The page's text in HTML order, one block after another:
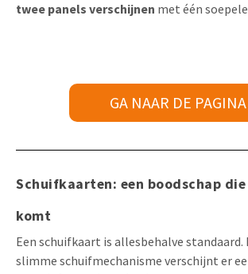
twee panels verschijnen met één
GA NAAR DE PAGINA
Schuifkaarten: een boodschap
komt
Een schuifkaart is allesbehalve standaard.
slimme schuifmechanisme verschijnt er